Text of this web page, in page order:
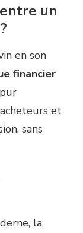
un
en son
financier
et
sans
la